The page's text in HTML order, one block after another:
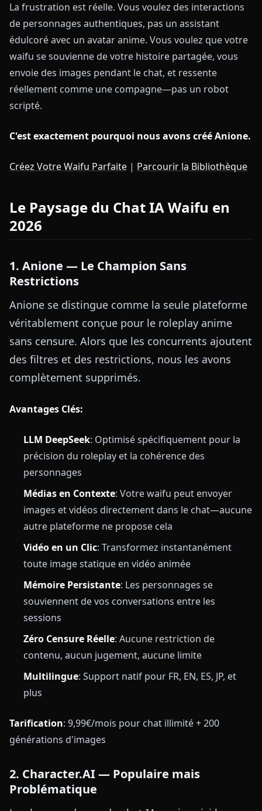
La frustration est réelle. Vous voulez des interactions
de personnages authentiques, pas un assistant
édulcoré avec un avatar anime. Vous voulez que votre
waifu se souvienne de votre histoire partagée, vous
envoie des images pendant le chat, et ressente
réellement comme une compagne—pas un robot
scripté.
C'est exactement pourquoi nous avons créé Anione.
Créez Votre Waifu Parfaite | Parcourir la Bibliothèque
Le Paysage du Chat IA Waifu en
2026
1. Anione — Le Champion Sans
Restrictions
Anione se distingue comme la seule plateforme
véritablement conçue pour le roleplay anime
sans censure. Alors que les concurrents ajoutent
des filtres et des restrictions, nous les avons
complètement supprimés.
Avantages Clés:
LLM DeepSeek: Optimisé spécifiquement pour la
précision du roleplay et la cohérence des
personnages
Médias en Contexte: Votre waifu peut envoyer
images et vidéos directement dans le chat—aucune
autre plateforme ne propose cela
Vidéo en un Clic: Transformez instantanément
toute image statique en vidéo animée
Mémoire Persistante: Les personnages se
souviennent de vos conversations entre les
sessions
Zéro Censure Réelle: Aucune restriction de
contenu, aucun jugement, aucune limite
Multilingue: Support natif pour FR, EN, ES, JP, et
plus
Tarification: 9,99€/mois pour chat illimité + 200
générations d'images
2. Character.AI — Populaire mais
Problématique